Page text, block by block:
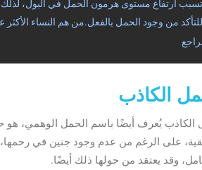
تسبب ارتفاع مستوى هرمون الحمل في البول، لذلك
للتأكد من وجود الحمل بالفعل.من هم النساء
الكاذب
الكاذب يُعرف أيضًا باسم الحمل الوهمي، هو
على الرغم من عدم وجود جنين في
وقد يعتقد من حولها ذلك أيضًا.